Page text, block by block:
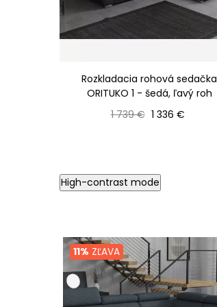
Rozkladacia rohová sedačka
ORITUKO 1 - šedá, ľavý roh
Bežná cena
1 739 € Cena
1 336 €
High-contrast mode
11% ZĽAVA